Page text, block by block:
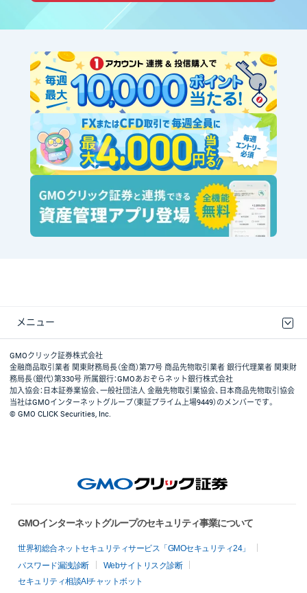
メニュー
取引規程・約款
最良執行方針
ディスクレイマー
リスク説明
GMOクリック証券ホームページ
GMOクリック証券株式会社
金融商品取引業者 関東財務局長（金商）第77号 商品先物取引業者 銀行代理業者 関東財
務局長（銀代）第330号 所属銀行：GMOあおぞらネット銀行株式会社
加入協会：日本証券業協会、一般社団法人 金融先物取引業協会、日本商品先物取引協会
当社はGMOインターネットグループ（東証プライム上場9449）のメンバーです。
© GMO CLICK Securities, Inc.
GMOインターネットグループのセキュリティ事業について
世界初総合ネットセキュリティサービス「GMOセキュリティ24」
パスワード漏洩診断
Webサイトリスク診断
セキュリティ相談AIチャットボット